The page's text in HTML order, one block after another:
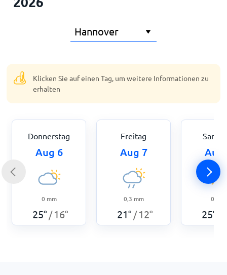
Klicken Sie auf einen Tag, um weitere Informationen zu
erhalten
Donnerstag
Aug 6
0 mm
25° / 16°
Freitag
Aug 7
0,3 mm
21° / 12°
Aug
0
25°